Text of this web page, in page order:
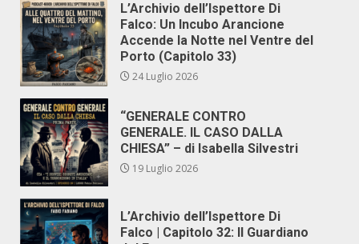
L’Archivio dell’Ispettore Di
Falco: Un Incubo Arancione
Accende la Notte nel Ventre del
Porto (Capitolo 33)
24 Luglio 2026
“GENERALE CONTRO
GENERALE. IL CASO DALLA
CHIESA” – di Isabella Silvestri
19 Luglio 2026
L’Archivio dell’Ispettore Di
Falco | Capitolo 32: Il Guardiano